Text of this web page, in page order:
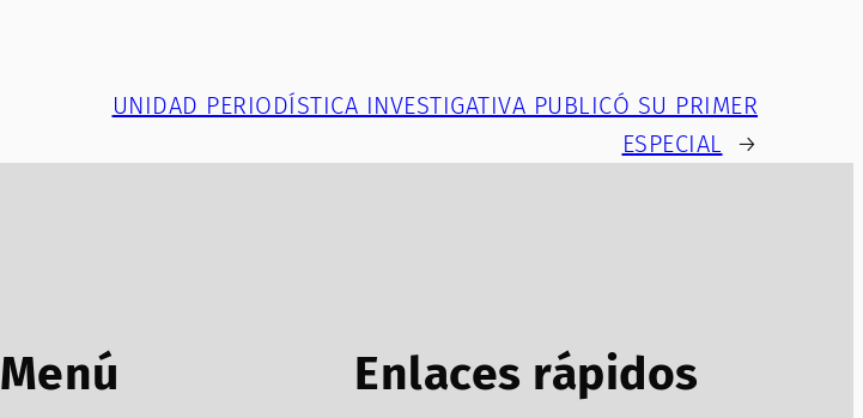
UNIDAD PERIODÍSTICA INVESTIGATIVA PUBLICÓ SU PRIMER
ESPECIAL
→
Menú Enlaces rápidos